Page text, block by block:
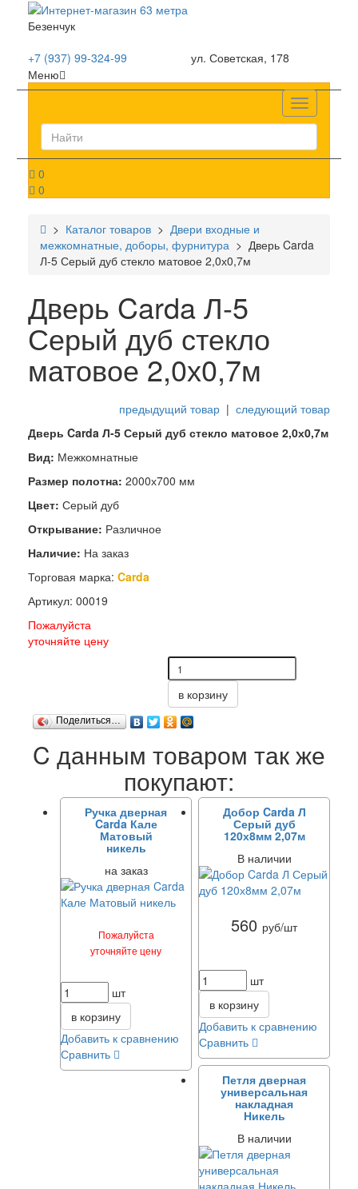
Безенчук
+7 (937) 99-324-99
ул. Советская, 178
Меню
Список
0
0
> Каталог товаров > Двери входные и
межкомнатные, доборы, фурнитура > Дверь Carda
Л-5 Серый дуб стекло матовое 2,0х0,7м
Дверь Carda Л-5
Серый дуб стекло
матовое 2,0х0,7м
предыдущий товар | следующий товар
Дверь Carda Л-5 Серый дуб стекло матовое 2,0х0,7м
Вид: Межкомнатные
Размер полотна: 2000х700 мм
Цвет: Серый дуб
Открывание: Различное
Наличие: На заказ
Торговая марка: Carda
Артикул: 00019
Пожалуйста
уточняйте цену
в корзину
Поделиться…
C данным товаром так же
покупают:
Ручка дверная
Carda Кале
Матовый
никель
на заказ
Пожалуйста
уточняйте цену
шт
в корзину
Добавить к сравнению
Сравнить
Добор Carda Л
Серый дуб
120х8мм 2,07м
В наличии
560 руб/шт
шт
в корзину
Добавить к сравнению
Сравнить
Петля дверная
универсальная
накладная
Никель
В наличии